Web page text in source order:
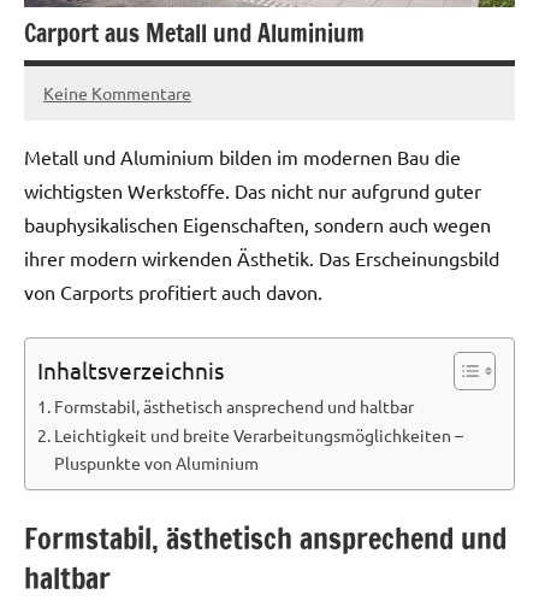
Carport aus Metall und Aluminium
29.
2015
Redaktion
Keine Kommentare
Metall und Aluminium bilden im modernen Bau die
wichtigsten Werkstoffe. Das nicht nur aufgrund guter
bauphysikalischen Eigenschaften, sondern auch wegen
ihrer modern wirkenden Ästhetik. Das Erscheinungsbild
von Carports profitiert auch davon.
Inhaltsverzeichnis
Formstabil, ästhetisch ansprechend und haltbar
Leichtigkeit und breite Verarbeitungsmöglichkeiten –
Pluspunkte von Aluminium
Formstabil, ästhetisch ansprechend und
haltbar